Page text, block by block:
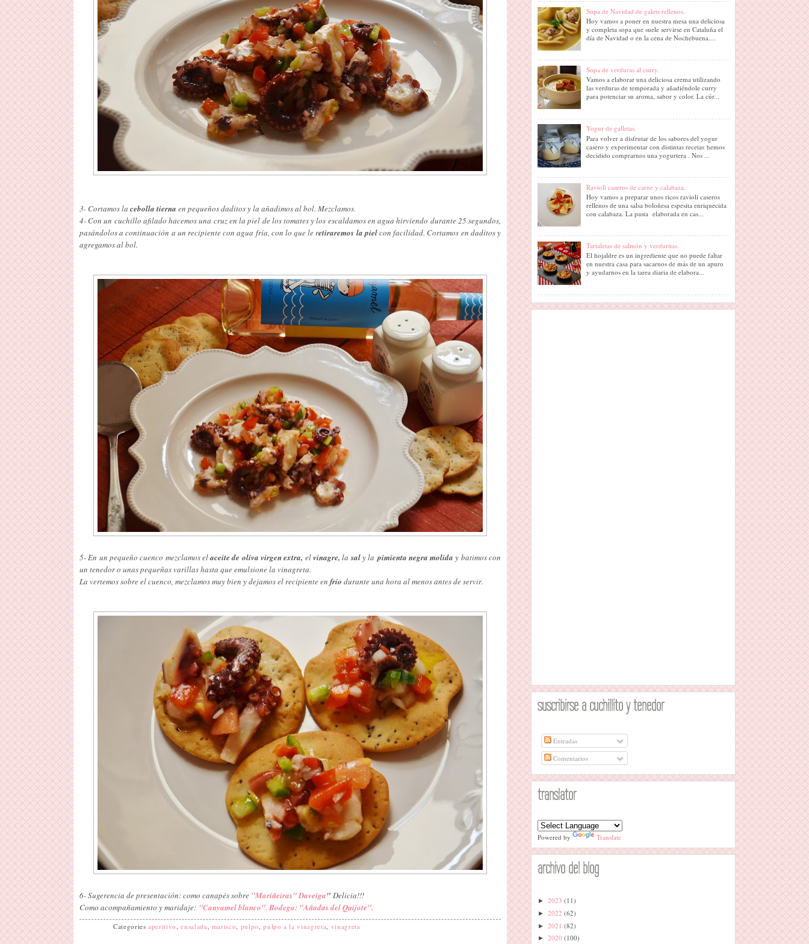
3- Cortamos la cebolla tierna en pequeños daditos y la añadimos al bol. Mezclamos.
4- Con un cuchillo afilado hacemos una cruz en la piel de los tomates y los escaldamos en agua hirviendo durante 25 segundos,
pasándolos a continuación a un recipiente con agua fría, con lo que le retiraremos la pielcon facilidad. Cortamos en daditos y
agregamos al bol.
5- En un pequeño cuenco mezclamos elaceite de oliva virgen extra, elvinagre, lasaly la pimienta negra molida y batimos con
un tenedor o unas pequeñas varillas hasta que emulsione la vinagreta.
La vertemos sobre el cuenco, mezclamos muy bien y dejamos el recipiente en frío durante una hora al menos antes de servir.
6- Sugerencia de presentación: como canapés sobre "Mariñeiras" Daveiga" Delicia!!!
Como acompañamiento y maridaje: "Canyamel blanco". Bodega: "Añadas del Quijote".
Categoriesaperitivo ,ensalada marisco pulpo ,pulpo a la vinagreta vinagreta
Sopa de Navidad de galets rellenos.
Hoy vamos a poner en nuestra mesa una deliciosa
y completa sopa que suele servirse en Cataluña el
día de Navidad o en la cena de Nochebuena....
Sopa de verduras al curry.
Vamos a elaborar una deliciosa crema utilizando
las verduras de temporada y añadiéndole curry
para potenciar su aroma, sabor y color. La cúr...
Yogur de galletas.
Para volver a disfrutar de los sabores del yogur
casero y experimentar con distintas recetas hemos
decidido comprarnos una yogurtera . Nos ...
Ravioli caseros de carne y calabaza.
Hoy vamos a preparar unos ricos ravioli caseros
rellenos de una salsa boloñesa espesita enriquecida
con calabaza. La pasta elaborada en cas...
Tartaletas de salmón y verduritas.
El hojaldre es un ingrediente que no puede faltar
en nuestra casa para sacarnos de más de un apuro
y ayudarnos en la tarea diaria de elabora...
suscribirse a cuchillito y tenedor
Entradas
Comentarios
translator
Powered by Translate
archivo del blog
► 2023 (11)
► 2022 (62)
► 2021 (82)
► 2020 (100)